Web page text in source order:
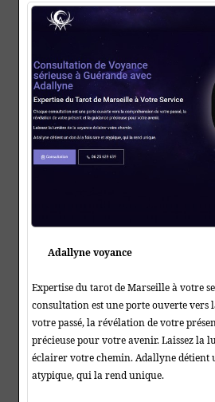
Adallyne voyance
Expertise du tarot de Marseille à votre
consultation est une porte ouverte vers
votre passé, la révélation de votre
précieuse pour votre avenir. Laissez la
éclairer votre chemin. Adallyne détient
atypique, qui la rend unique.